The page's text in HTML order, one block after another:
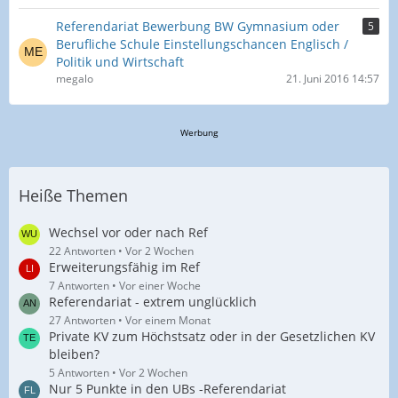
Referendariat Bewerbung BW Gymnasium oder
Berufliche Schule Einstellungschancen Englisch /
Politik und Wirtschaft
5
megalo 21. Juni 2016 14:57
Werbung
Heiße Themen
Wechsel vor oder nach Ref
22 Antworten Vor 2 Wochen
Erweiterungsfähig im Ref
7 Antworten Vor einer Woche
Referendariat - extrem unglücklich
27 Antworten Vor einem Monat
Private KV zum Höchstsatz oder in der Gesetzlichen KV
bleiben?
5 Antworten Vor 2 Wochen
Nur 5 Punkte in den UBs -Referendariat